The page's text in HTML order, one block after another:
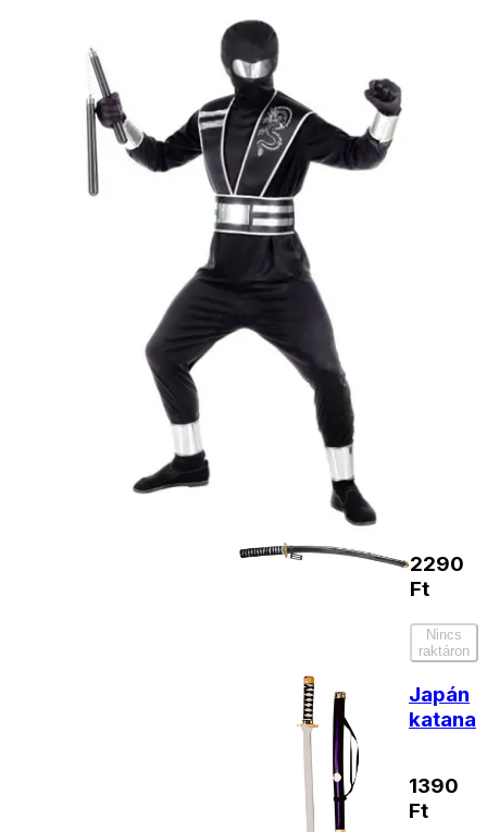
termékre
vonatkozik!
Ár
Nincs raktáron
Szállítás:
- Csomagautomata: 1190
forinttól
- Házhozszállítás: 2190
forinttól
- Személyes átvétel:
ingyenesen
Kiegészítő
termékek
2290
Ft
Nincs
raktáron
Japán
katana
1390
Ft